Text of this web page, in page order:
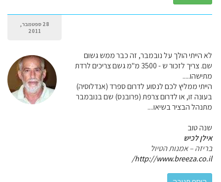
28 ספטמבר,
2011
לא הייתי הולך על נובמבר, זה כבר ממש גשום
שם. צריך לזכור ש - 3500 מ"מ גשם צריכים לרדת
מתישהו.....
הייתי ממליץ לכם לנסוע לדרום ספרד (אנדלוסיה)
בעונה זו, או לדרום צרפת (פרובנס) שם בנובמבר
מתנהל הבציר בשיאו....
שנה טוב
אילן לכיש
בריזה – אמנות הטיול
http://www.breeza.co.il/